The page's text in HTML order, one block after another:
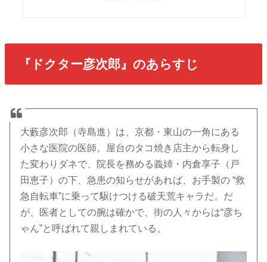
『ドクター彦次郎』のあらすじ
大藪彦次郎（寺島進）は、京都・東山の一角にある
小さな医院の医師。屋台のタコ焼き店主から転身し
た変わりダネで、院長を務める義姉・内倉享子（戸
田恵子）の下、急患の知らせがあれば、お手製の “救
急自転車”に乗って駆けつける破天荒キャラだ。だ
が、医者としての腕は確かで、街の人々からは“彦ち
ゃん”と呼ばれて親しまれている。